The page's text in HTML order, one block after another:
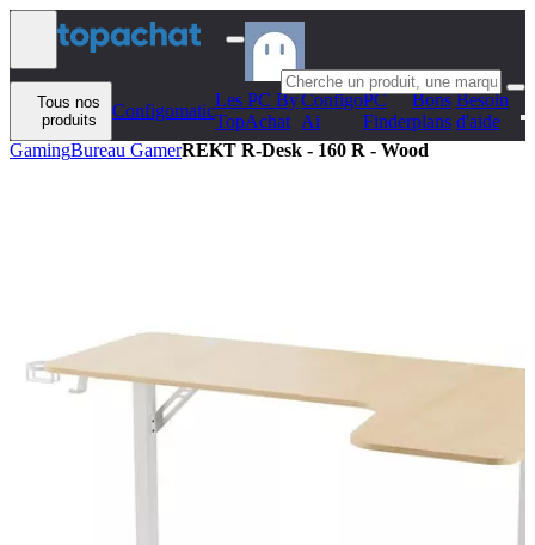
Aller au contenu
Tous nos
produits
Configomatic
Les PC By
TopAchat
Configo
Ai
PC
Finder
Bons
plans
Besoin
d'aide
GamingBureau GamerREKT R-Desk - 160 R - Wood